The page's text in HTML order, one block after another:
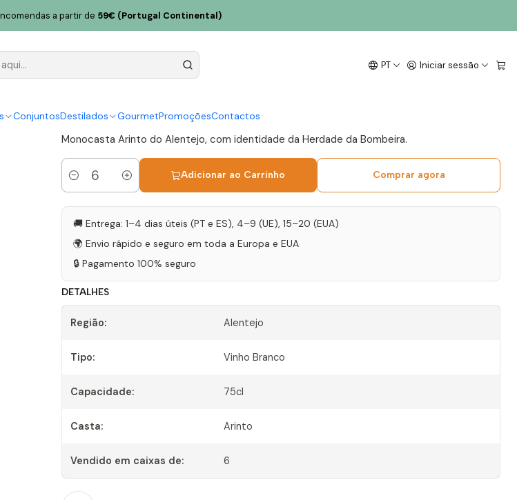
PT Iniciar sessão
ConjuntosDestilados GourmetPromoçõesContactos
a partir de 59€ (Portugal Continental)
Branco 75cl
Herdade da Bombeira Arinto
|
Monocasta Arinto do Alentejo, com identidade da Herdade da Bombeira.
Quantidade
Adicionar ao Carrinho Comprar agora
🚚 Entrega: 1–4 dias úteis (PT e ES), 4–9 (UE), 15–20 (EUA)
🌍 Envio rápido e seguro em toda a Europa e EUA
🔒 Pagamento 100% seguro
DETALHES
Região: Alentejo
Tipo: Vinho Branco
Capacidade: 75cl
Casta: Arinto
Vendido em caixas de: 6